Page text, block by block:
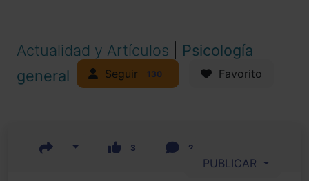
Actualidad y Artículos
Psicología
general
Seguir 130 Favorito
3 2
PUBLICAR